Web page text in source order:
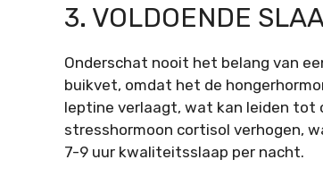
3. VOLDOENDE
Onderschat nooit het belang van
buikvet, omdat het de
leptine verlaagt, wat kan leiden tot
stresshormoon cortisol verhogen,
7-9 uur kwaliteitsslaap per nacht.